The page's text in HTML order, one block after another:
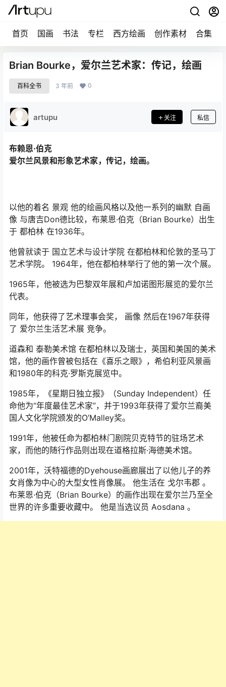
首页 国画 书法 专栏 西方绘画 创作素材 合集
Brian Bourke，爱尔兰艺术家：传记，绘画
百科全书 3 年前 0
artupu 关注 私信
布赖恩·伯克
爱尔兰风景和形象艺术家，传记，绘画。
以他的着名 景观 他的绘画风格以及他一系列的幽默 自画
像 与唐吉Don德比较，布莱恩·伯克（Brian Bourke）出生
于 都柏林 在1936年。
他曾就读于 国立艺术与设计学院 在都柏林和伦敦的圣马丁
艺术学院。 1964年，他在都柏林举行了他的第一次个展。
1965年，他被选为巴黎双年展和卢加诺图形展览的爱尔兰
代表。
同年，他获得了艺术理事会奖， 画像 然后在1967年获得
了 爱尔兰生活艺术展 竞争。
道森和 泰勒美术馆 在都柏林以及瑞士，英国和美国的美术
馆，他的画作曾被包括在《喜乐之眼》，希伯利亚风景画
和1980年的科克·罗斯克展览中。
1985年，《星期日独立报》（Sunday Independent）任
命他为“年度最佳艺术家”，并于1993年获得了爱尔兰裔美
国人文化学院颁发的O’Malley奖。
1991年，他被任命为都柏林门剧院贝克特节的驻场艺术
家，而他的随行作品则出现在道格拉斯·海德美术馆。
2001年，沃特福德的Dyehouse画廊展出了以他儿子的养
女肖像为中心的大型女性肖像展。 他生活在 戈尔韦郡 。
布莱恩·伯克（Brian Bourke）的画作出现在爱尔兰乃至全
世界的许多重要收藏中。 他是当选议员 Aosdana 。